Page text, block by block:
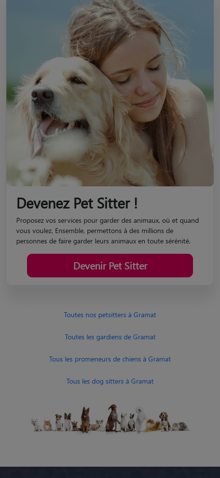
Devenez Pet Sitter !
Proposez vos services pour garder des animaux, où et quand
vous voulez. Ensemble, permettons à des millions de
personnes de faire garder leurs animaux en toute sérénité.
Devenir Pet Sitter
Toutes nos petsitters à Gramat
Toutes les gardiens de Gramat
Tous les promeneurs de chiens à Gramat
Tous les dog sitters à Gramat